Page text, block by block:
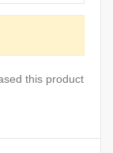
this product